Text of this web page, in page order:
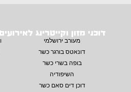
דוכני מזון וקייטרינג לאירועים
מעורב ירושלמי
דונאטס בורגר כשר
בופה בשרי כשר
השיפודיה
דוכן דים סאם כשר